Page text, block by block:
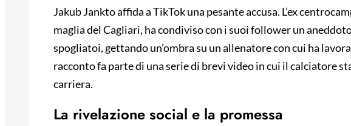
Jakub Jankto affida a TikTok una pesante accusa. L’ex
maglia del Cagliari, ha condiviso con i suoi follower un
spogliatoi, gettando un’ombra su un allenatore con cui ha
racconto fa parte di una serie di brevi video in cui il calciatore
carriera.
La rivelazione social e la promessa